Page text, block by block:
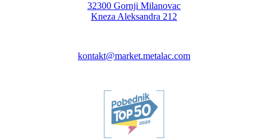
32300 Gornji Milanovac
Kneza Aleksandra 212
kontakt@market.metalac.com